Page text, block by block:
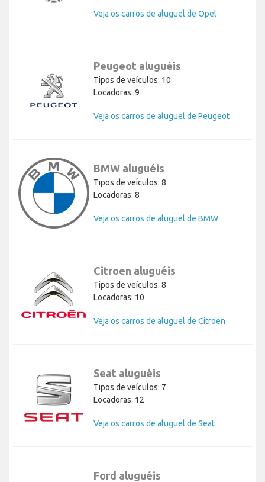
Veja os carros de aluguel de Opel
Peugeot aluguéis
Tipos de veículos: 10
Locadoras: 9
Veja os carros de aluguel de Peugeot
BMW aluguéis
Tipos de veículos: 8
Locadoras: 8
Veja os carros de aluguel de BMW
Citroen aluguéis
Tipos de veículos: 8
Locadoras: 10
Veja os carros de aluguel de Citroen
Seat aluguéis
Tipos de veículos: 7
Locadoras: 12
Veja os carros de aluguel de Seat
Ford aluguéis